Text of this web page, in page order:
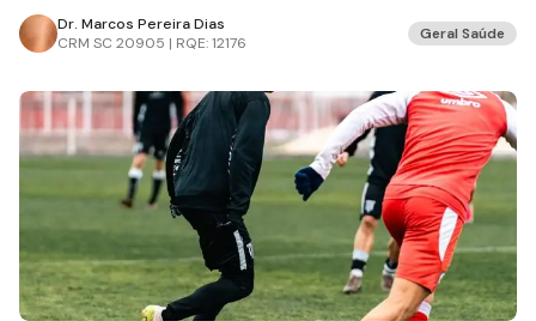
suas limitações.
Dr. Marcos Pereira Dias
CRM SC 20905 | RQE: 12176 Geral Saúde